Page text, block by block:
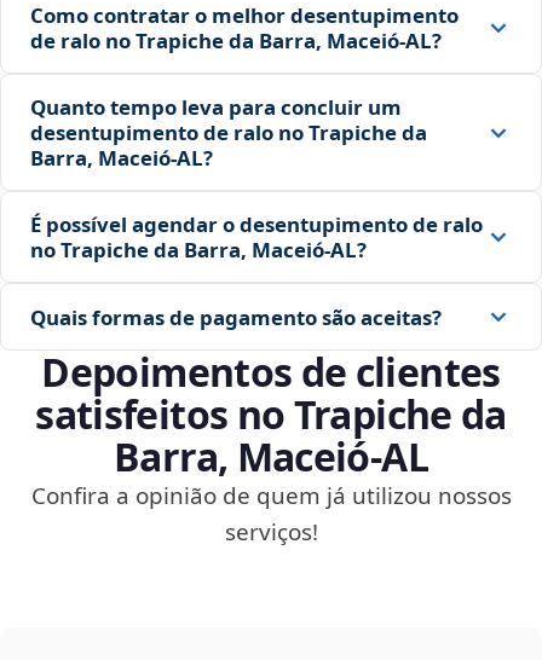
Como contratar o melhor desentupimento
de ralo no Trapiche da Barra, Maceió‑AL?
Quanto tempo leva para concluir um
desentupimento de ralo no Trapiche da
Barra, Maceió‑AL?
É possível agendar o desentupimento de ralo
no Trapiche da Barra, Maceió‑AL?
Quais formas de pagamento são aceitas?
Depoimentos de clientes
satisfeitos no Trapiche da
Barra, Maceió‑AL
Confira a opinião de quem já utilizou nossos
serviços!